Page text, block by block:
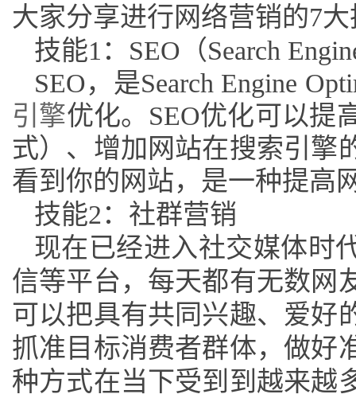
大家分享进行网络营销的7
技能1：SEO（Search
SEO，是Search Engine
引擎优化。SEO优化可以提
式）、增加网站在搜索引擎
看到你的网站，是一种提高
技能2：社群营销
现在已经进入社交媒体时
信等平台，每天都有无数网
可以把具有共同兴趣、爱好
抓准目标消费者群体，做好
种方式在当下受到到越来越